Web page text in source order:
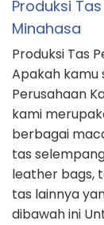
Produksi
Minahasa
Produksi Tas
Apakah kamu
Perusahaan
kami
berbagai
tas
leather bags,
tas lainnya
dibawah ini